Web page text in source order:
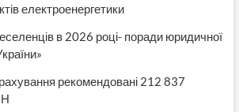
електроенергетики
в 2026 році- поради юридичної
рекомендовані 212 837